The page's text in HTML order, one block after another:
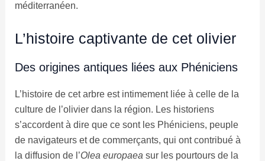
méditerranéen.
L’histoire captivante de cet olivier
Des origines antiques liées aux Phéniciens
L’histoire de cet arbre est intimement liée à celle de la
culture de l’olivier dans la région. Les historiens
s’accordent à dire que ce sont les Phéniciens, peuple
de navigateurs et de commerçants, qui ont contribué à
la diffusion de l’Olea europaea sur les pourtours de la